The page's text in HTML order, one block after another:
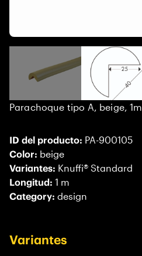
Parachoque tipo A, beige, 1m
ID del producto: PA-900105
Color: beige
Variantes: Knuffi® Standard
Longitud: 1 m
Category: design
Variantes